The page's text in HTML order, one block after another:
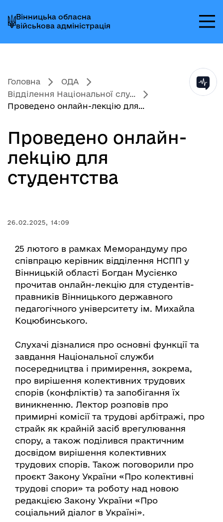
до
головного
меню
до
головного
вмісту
до
головного
колонтитула
Вінницька обласна
військова адміністрація
Головна
ОДА
Відділення Національної слу...
Проведено онлайн-лекцію для...
Проведено онлайн-
лекцію для
студентства
26.02.2025, 14:09
25 лютого в рамках Меморандуму про
співпрацю керівник відділення НСПП у
Вінницькій області Богдан Мусієнко
прочитав онлайн-лекцію для студентів-
правників Вінницького державного
педагогічного університету ім. Михайла
Коцюбинського.
Слухачі дізналися про основні функції та
завдання Національної служби
посередництва і примирення, зокрема,
про вирішення колективних трудових
спорів (конфліктів) та запобігання їх
виникненню. Лектор розповів про
примирні комісії та трудові арбітражі, про
страйк як крайній засіб врегулювання
спору, а також поділився практичним
досвідом вирішення колективних
трудових спорів. Також поговорили про
проєкт Закону України «Про колективні
трудові спори» та роботу над новою
редакцією Закону України «Про
соціальний діалог в Україні».